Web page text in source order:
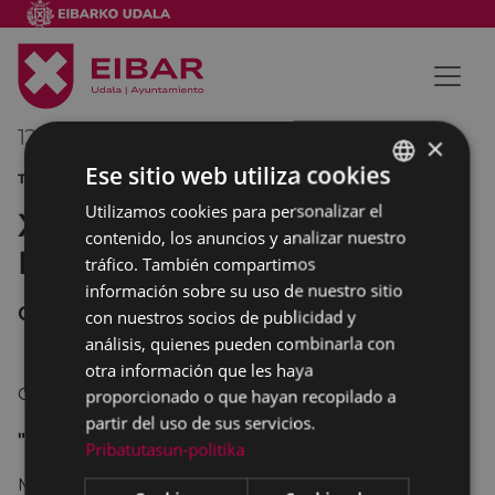
12/03/2012
TEATRO
XXXV Jornadas de Teatro de
Eibar
Complejo Educativo
Gloria López Producciones. Sevilla
"LA REINA DE LA BELLEZA DE LEENANE"
Martin McDonagh
BASQUE
SPANISH
×
Ese sitio web utiliza cookies
Utilizamos cookies para personalizar el
contenido, los anuncios y analizar nuestro
tráfico. También compartimos
información sobre su uso de nuestro sitio
con nuestros socios de publicidad y
análisis, quienes pueden combinarla con
otra información que les haya
proporcionado o que hayan recopilado a
partir del uso de sus servicios.
Pribatutasun-politika